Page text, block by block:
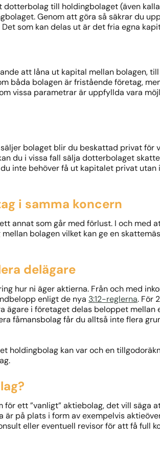
till holdingbolaget (även
Genom att göra så säkrar du
som kan delas ut är det fria egna
att låna ut kapital mellan bolagen,
båda bolagen är fristående företag,
vissa parametrar är uppfyllda vara
bolaget blir du beskattad privat för
du i vissa fall sälja dotterbolaget
inte behöver få ut kapitalet privat
i samma koncern
annat som går med förlust. I och med
bolagen vilket kan ge en
delägare
hur ni äger aktierna. Från och med
enligt de nya 3:12-reglerna. För
ägare i företaget delas beloppet mellan
fåmansbolag får du alltså inte flera
holdingbolag kan var och en
ett ”vanligt” aktiebolag, det vill säga
på plats i form av exempelvis
eller eventuell revisor för att få full